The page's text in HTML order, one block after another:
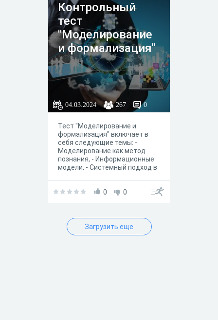
Контрольный
тест
"Моделирование
и формализация"
04.03.2024 267 0
Тест "Моделирование и
формализация" включает в
себя следующие темы: -
Моделирование как метод
познания, - Информационные
модели, - Системный подход в
0 0
Загрузить еще